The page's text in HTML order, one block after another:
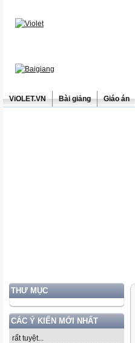
ViOLET.VN Bài giảng Giáo án
THƯ MỤC
CÁC Ý KIẾN MỚI NHẤT
rất tuyệt...